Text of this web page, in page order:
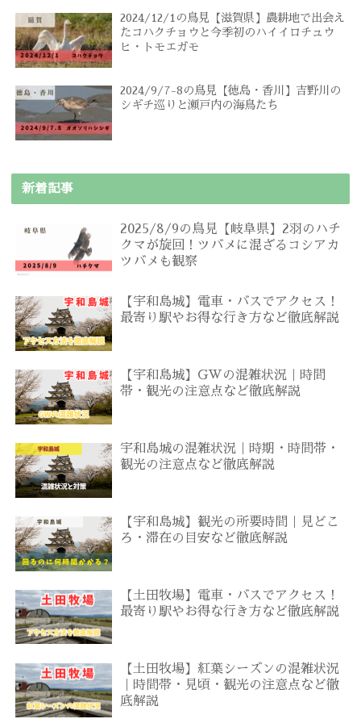
2024/12/1の鳥見【滋賀県】農耕地で出会え
たコハクチョウと今季初のハイイロチュウ
ヒ・トモエガモ
2024/9/7-8の鳥見【徳島・香川】吉野川の
シギチ巡りと瀬戸内の海鳥たち
新着記事
2025/8/9の鳥見【岐阜県】2羽のハチ
クマが旋回！ツバメに混ざるコシアカ
ツバメも観察
【宇和島城】電車・バスでアクセス！
最寄り駅やお得な行き方など徹底解説
【宇和島城】GWの混雑状況｜時間
帯・観光の注意点など徹底解説
宇和島城の混雑状況｜時期・時間帯・
観光の注意点など徹底解説
【宇和島城】観光の所要時間｜見どこ
ろ・滞在の目安など徹底解説
【土田牧場】電車・バスでアクセス！
最寄り駅やお得な行き方など徹底解説
【土田牧場】紅葉シーズンの混雑状況
｜時間帯・見頃・観光の注意点など徹
底解説